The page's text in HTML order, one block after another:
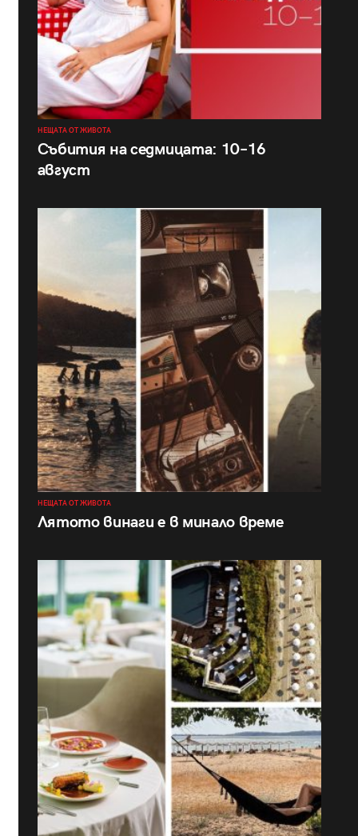
НЕЩАТА ОТ ЖИВОТА
Събития на седмицата: 10–16
август
НЕЩАТА ОТ ЖИВОТА
Лятото винаги е в минало време